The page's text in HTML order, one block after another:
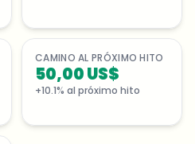
CAMINO AL PRÓXIMO HITO
50,00 US$
+10.1% al próximo hito